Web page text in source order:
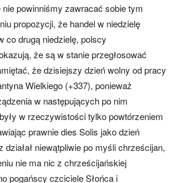
nie powinniśmy zawracać sobie tym
propozycji, że handel w niedzielę
co drugą niedzielę, polscy
że są w stanie przegłosować
że dzisiejszy dzień wolny od pracy
Wielkiego (+337), ponieważ
w następujących po nim
w rzeczywistości tylko powtórzeniem
prawnie dies Solis jako dzień
niewątpliwie po myśli chrześcijan,
nie ma nic z chrześcijańskiej
pogańscy czciciele Słońca i